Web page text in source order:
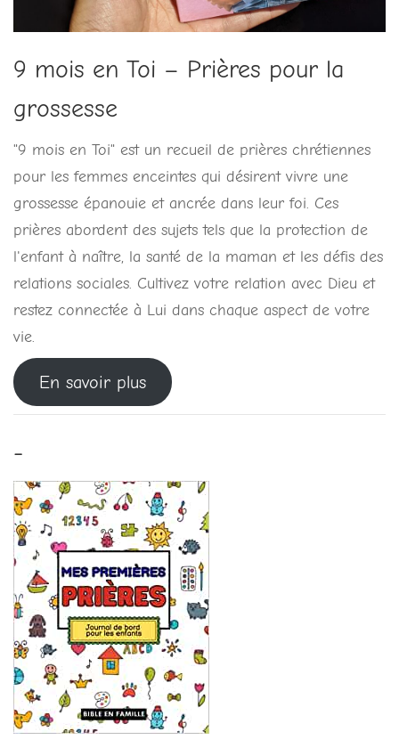
9 mois en Toi – Prières pour la
grossesse
"9 mois en Toi" est un recueil de prières chrétiennes
pour les femmes enceintes qui désirent vivre une
grossesse épanouie et ancrée dans leur foi. Ces
prières abordent des sujets tels que la protection de
l'enfant à naître, la santé de la maman et les défis des
relations sociales. Cultivez votre relation avec Dieu et
restez connectée à Lui dans chaque aspect de votre
vie.
En savoir plus
-